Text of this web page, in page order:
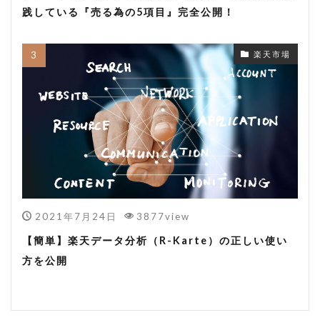
践している『売る為の5項目』完全公開！
楽天市場
2021年7月24日 3877view
【簡単】楽天データ分析（R-Karte）の正しい使い
方を公開